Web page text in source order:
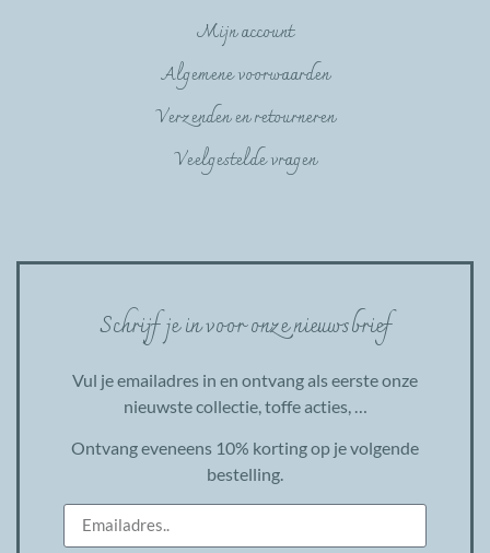
Mijn account
Algemene voorwaarden
Verzenden en retourneren
Veelgestelde vragen
Schrijf je in voor onze nieuwsbrief
Vul je emailadres in en ontvang als eerste onze
nieuwste collectie, toffe acties, …
Ontvang eveneens 10% korting op je volgende
bestelling.